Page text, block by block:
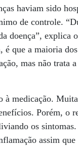
haviam sido
de controle.
doença”, explica
que a maioria
mas não trata
medicação.
Porém, o
os
assim